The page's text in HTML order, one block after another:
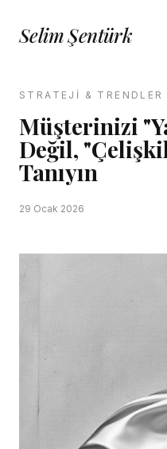
Selim Şentürk
PERSPEKTIF
VIDEOLAR
BASIN
STRATEJI & TRENDLER
Müşterinizi
Değil,
Tanıyın
29 Ocak 2026